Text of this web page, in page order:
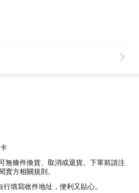
無條件換貨、取消或退貨。下單前請注
賣方相關規則。
填寫收件地址，便利又貼心。